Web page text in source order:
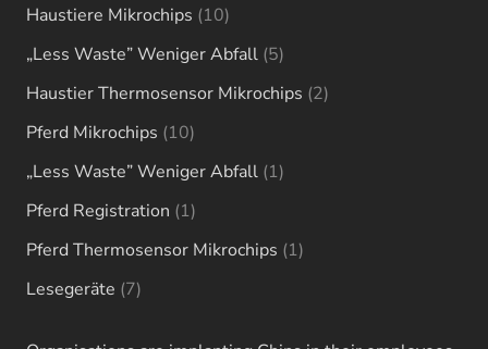
Haustiere Mikrochips 1010
products
„Less Waste” Weniger Abfall 55
products
Haustier Thermosensor Mikrochips 22
Pferd Mikrochips 1010
products
„Less Waste” Weniger Abfall 11
Pferd Registration 11
product
Pferd Thermosensor Mikrochips 11
Lesegeräte 77